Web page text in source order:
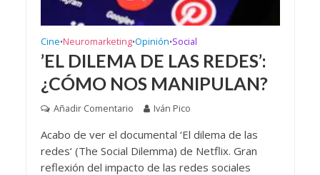
Cine•Neuromarketing•Opinión•Social
’EL DILEMA DE LAS REDES’:
¿CÓMO NOS MANIPULAN?
Añadir Comentario Iván Pico
Acabo de ver el documental ‘El dilema de las
redes‘ (The Social Dilemma) de Netflix. Gran
reflexión del impacto de las redes sociales